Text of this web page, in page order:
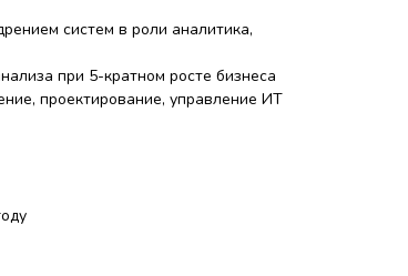
систем в роли аналитика,
при 5-кратном росте бизнеса
проектирование, управление ИТ